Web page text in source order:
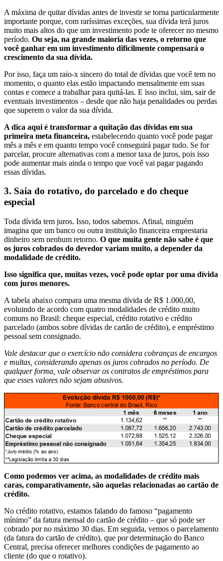
A máxima de quitar dívidas antes de investir se torna particularmente
importante porque, com raríssimas exceções, sua dívida terá juros
muito mais altos do que um investimento pode te oferecer no mesmo
período. Ou seja, na grande maioria das vezes, o retorno que
você ganhar em um investimento dificilmente compensará o
crescimento da sua dívida.
Por isso, faça um raio-x sincero do total de dívidas que você tem no
momento, o quanto elas estão impactando mensalmente em suas
contas e comece a trabalhar para quitá-las. E isso inclui, sim, sair de
eventuais investimentos – desde que não haja penalidades ou perdas
que superem o valor da sua dívida.
A dica aqui é transformar a quitação das dívidas em sua
primeira meta financeira, estabelecendo quanto você pode pagar
mês a mês e em quanto tempo você conseguirá pagar tudo. Se for
parcelar, procure alternativas com a menor taxa de juros, pois isso
pode aumentar mais ainda o tempo que você vai pagar pagando
essas dívidas.
3. Saia do rotativo, do parcelado e do cheque
especial
Toda dívida tem juros. Isso, todos sabemos. Afinal, ninguém
imagina que um banco ou outra instituição financeira emprestaria
dinheiro sem nenhum retorno. O que muita gente não sabe é que
os juros cobrados do devedor variam muito, a depender da
modalidade de crédito.
Isso significa que, muitas vezes, você pode optar por uma dívida
com juros menores.
A tabela abaixo compara uma mesma dívida de R$ 1.000,00,
evoluindo de acordo com quatro modalidades de crédito muito
comuns no Brasil: cheque especial, crédito rotativo e crédito
parcelado (ambos sobre dívidas de cartão de crédito), e empréstimo
pessoal sem consignado.
Vale destacar que o exercício não considera cobranças de encargos
e multas, considerando apenas os juros cobrados no período. De
qualquer forma, vale observar os contratos de empréstimos para
que esses valores não sejam abusivos.
Como podemos ver acima, as modalidades de crédito mais
caras, comparativamente, são aquelas relacionadas ao cartão de
crédito.
No crédito rotativo, estamos falando do famoso “pagamento
mínimo” da fatura mensal do cartão de crédito – que só pode ser
cobrado por no máximo 30 dias. Em seguida, vemos o parcelamento
(da fatura do cartão de crédito), que por determinação do Banco
Central, precisa oferecer melhores condições de pagamento ao
cliente (do que o rotativo).